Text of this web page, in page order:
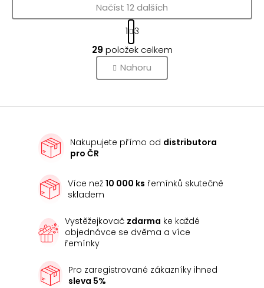
O
v
l
á
a
p
k
ý
p
u
Načíst 12 dalších
S
t
r
á
n
k
í
1 3
29 položek celkem
Nahoru
Nakupujete přímo od distributora
pro ČR
Více než10 000 ks řemínků skutečně
skladem
Vystěžejkovač zdarma ke každé
objednávce se dvěma a více
řemínky
Pro zaregistrované zákazníky ihned
sleva 5%